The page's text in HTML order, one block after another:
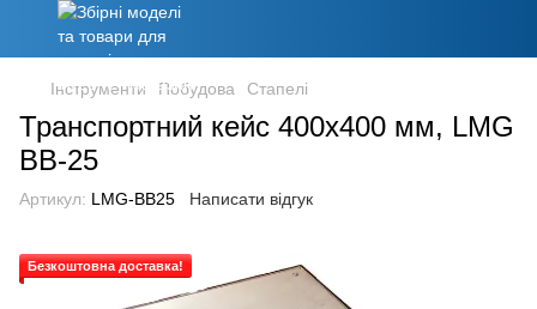
Інструменти Побудова Стапелі
Транспортний кейс 400x400 мм, LMG
BB-25
Артикул: LMG-BB25 Написати відгук
Безкоштовна доставка!